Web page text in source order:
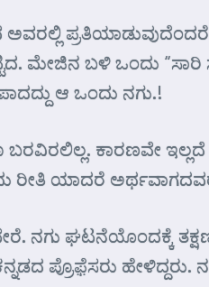
ಮೇಜಿನ ಬಳಿ ಒಂದು
ಆ ಒಂದು ನಗು.!
ಕಾರಣವೇ ಇಲ್ಲದೆ
ರೀತಿ ಯಾದರೆ
ನಗು ಘಟನೆಯೊಂದಕ್ಕೆ
ಪ್ರೊಫ಼ೆಸರು ಹೇಳಿದ್ದರು.